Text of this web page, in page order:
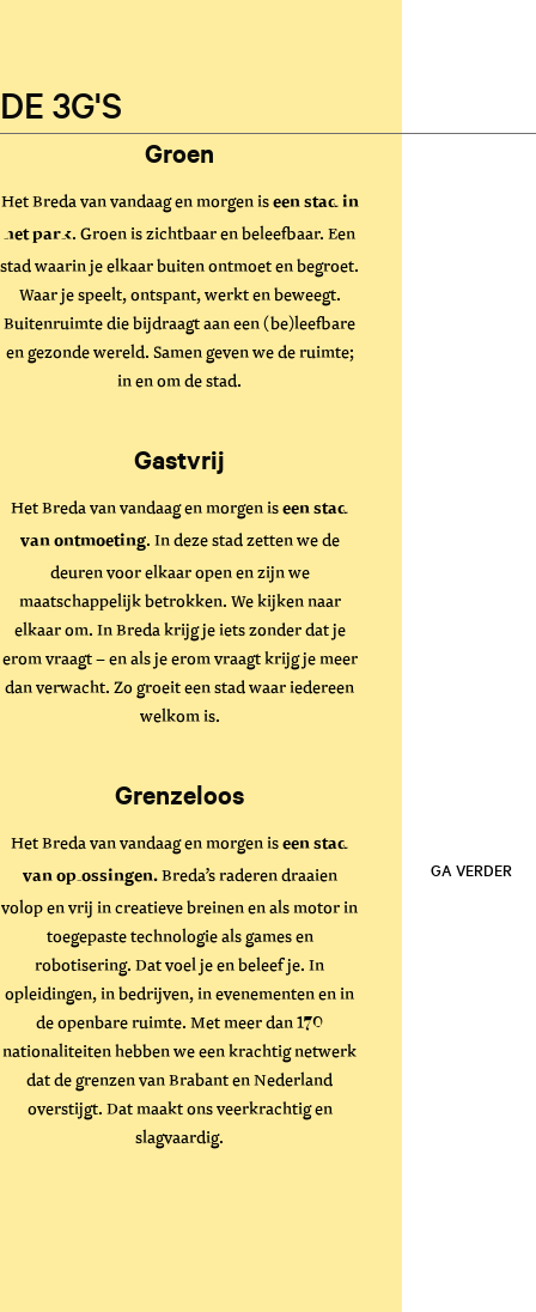
GA VERDER
DE 3G'S
Groen
Het Breda van vandaag en morgen iseen stad in
het park. Groen is zichtbaar en beleefbaar. Een
stad waarin je elkaar buiten ontmoet en begroet.
Waar je speelt, ontspant, werkt en beweegt.
Buitenruimte die bijdraagt aan een (be)leefbare
en gezonde wereld. Samen geven we de ruimte;
in en om de stad.
Gastvrij
Het Breda van vandaag en morgen iseen stad
van ontmoeting. In deze stad zetten we de
deuren voor elkaar open en zijn we
maatschappelijk betrokken. We kijken naar
elkaar om. In Breda krijg je iets zonder dat je
erom vraagt – en als je erom vraagt krijg je meer
dan verwacht. Zo groeit een stad waar iedereen
welkom is.
Grenzeloos
Het Breda van vandaag en morgen iseen stad
van oplossingen.Breda’s raderen draaien
volop en vrij in creatieve breinen en als motor in
toegepaste technologie als games en
robotisering. Dat voel je en beleef je. In
opleidingen, in bedrijven, in evenementen en in
de openbare ruimte. Met meer dan 170
nationaliteiten hebben we een krachtig netwerk
dat de grenzen van Brabant en Nederland
overstijgt. Dat maakt ons veerkrachtig en
slagvaardig.